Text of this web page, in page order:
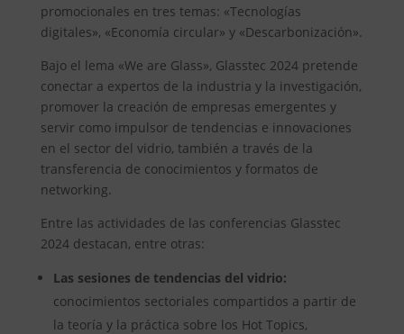
promocionales en tres temas: «Tecnologías
digitales», «Economía circular» y «Descarbonización».
Bajo el lema «We are Glass», Glasstec 2024 pretende
conectar a expertos de la industria y la investigación,
promover la creación de empresas emergentes y
servir como impulsor de tendencias e innovaciones
en el sector del vidrio, también a través de la
transferencia de conocimientos y formatos de
networking.
Entre las actividades de las conferencias Glasstec
2024 destacan, entre otras:
Las sesiones de tendencias del vidrio:
conocimientos sectoriales compartidos a partir de
la teoría y la práctica sobre los Hot Topics,